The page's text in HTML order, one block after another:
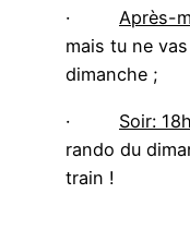
· Après-
mais tu ne
dimanche ;
· Soir:
rando du
train !